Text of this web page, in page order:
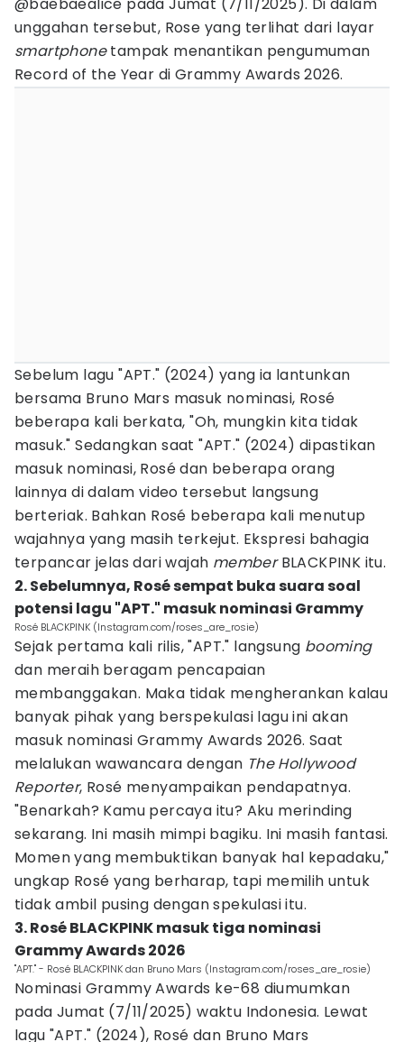
unggahan tersebut, Rose yang terlihat dari layar
smartphonetampak menantikan pengumuman
Record of the Year di Grammy Awards 2026.
Sebelum lagu "APT." (2024) yang ia lantunkan
bersama Bruno Mars masuk nominasi, Rosé
beberapa kali berkata, "Oh, mungkin kita tidak
masuk." Sedangkan saat "APT." (2024) dipastikan
masuk nominasi, Rosé dan beberapa orang
lainnya di dalam video tersebut langsung
berteriak. Bahkan Rosé beberapa kali menutup
wajahnya yang masih terkejut. Ekspresi bahagia
terpancar jelas dari wajah memberBLACKPINK itu.
2. Sebelumnya, Rosé sempat buka suara soal
potensi lagu "APT." masuk nominasi Grammy
Rosé BLACKPINK (Instagram.com/roses_are_rosie)
Sejak pertama kali rilis, "APT." langsung booming
dan meraih beragam pencapaian
membanggakan. Maka tidak mengherankan kalau
banyak pihak yang berspekulasi lagu ini akan
masuk nominasi Grammy Awards 2026. Saat
melalukan wawancara dengan The Hollywood
Reporter, Rosé menyampaikan pendapatnya.
"Benarkah? Kamu percaya itu? Aku merinding
sekarang. Ini masih mimpi bagiku. Ini masih fantasi.
Momen yang membuktikan banyak hal kepadaku,"
ungkap Rosé yang berharap, tapi memilih untuk
tidak ambil pusing dengan spekulasi itu.
3. Rosé BLACKPINK masuk tiga nominasi
Grammy Awards 2026
"APT." - Rosé BLACKPINK dan Bruno Mars (Instagram.com/roses_are_rosie)
Nominasi Grammy Awards ke-68 diumumkan
pada Jumat (7/11/2025) waktu Indonesia. Lewat
lagu "APT." (2024), Rosé dan Bruno Mars